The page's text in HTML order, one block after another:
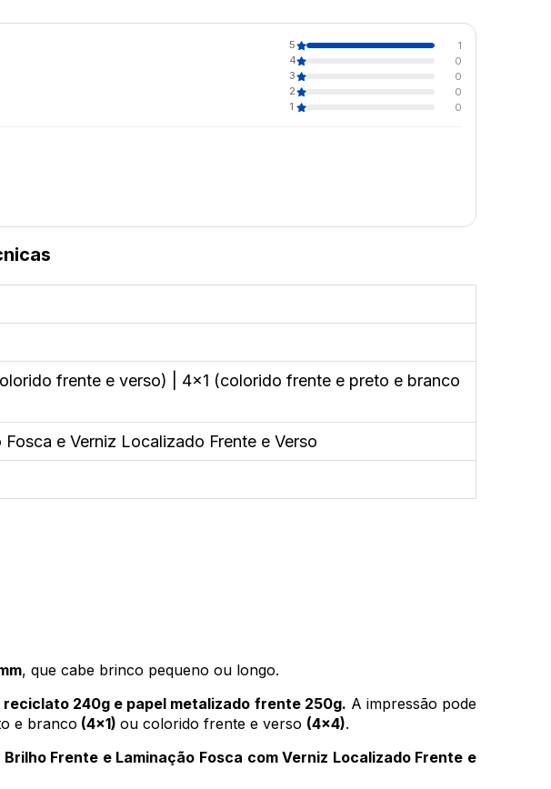
5
1
4
0
3
0
2
0
1
0
frente e verso) | 4x1 (colorido frente e preto e branco
e Verniz Localizado Frente e Verso
, que cabe brinco pequeno ou longo.
240g e papel metalizado frente 250g. A impressão pode
e branco (4x1) ou colorido frente e verso (4x4).
Frente e Laminação Fosca com Verniz Localizado Frente e